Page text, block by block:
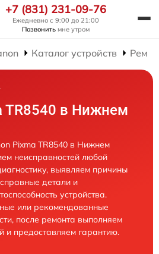
+7 (831) 231-09-76
Ежедневно с 9:00 до 21:00
Позвонить мне утром
Каталог устройств
TR8540 в Нижнем
Pixma TR8540 в Нижнем
неисправностей любой
выявляем причины
детали и
устройства.
или рекомендованные
после ремонта выполняем
и предоставляем гарантию.